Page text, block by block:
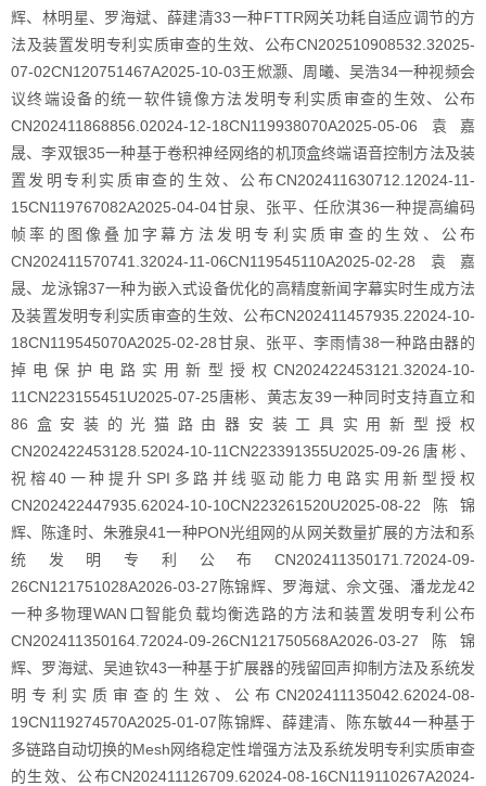
辉、林明星、罗海斌、薛建清33一种FTTR网关功耗自适应调节的方
法及装置发明专利实质审查的生效、公布CN202510908532.32025-
07-02CN120751467A2025-10-03王焮灏、周曦、吴浩34一种视频会
议终端设备的统一软件镜像方法发明专利实质审查的生效、公布
CN202411868856.02024-12-18CN119938070A2025-05-06袁嘉
晟、李双银35一种基于卷积神经网络的机顶盒终端语音控制方法及装
置发明专利实质审查的生效、公布CN202411630712.12024-11-
15CN119767082A2025-04-04甘泉、张平、任欣淇36一种提高编码
帧率的图像叠加字幕方法发明专利实质审查的生效、公布
CN202411570741.32024-11-06CN119545110A2025-02-28袁嘉
晟、龙泳锦37一种为嵌入式设备优化的高精度新闻字幕实时生成方法
及装置发明专利实质审查的生效、公布CN202411457935.22024-10-
18CN119545070A2025-02-28甘泉、张平、李雨情38一种路由器的
掉电保护电路实用新型授权CN202422453121.32024-10-
11CN223155451U2025-07-25唐彬、黄志友39一种同时支持直立和
86盒安装的光猫路由器安装工具实用新型授权
CN202422453128.52024-10-11CN223391355U2025-09-26唐彬、
祝榕40一种提升SPI多路并线驱动能力电路实用新型授权
CN202422447935.62024-10-10CN223261520U2025-08-22陈锦
辉、陈逢时、朱雅泉41一种PON光组网的从网关数量扩展的方法和系
统发明专利公布CN202411350171.72024-09-
26CN121751028A2026-03-27陈锦辉、罗海斌、佘文强、潘龙龙42
一种多物理WAN口智能负载均衡选路的方法和装置发明专利公布
CN202411350164.72024-09-26CN121750568A2026-03-27陈锦
辉、罗海斌、吴迪钦43一种基于扩展器的残留回声抑制方法及系统发
明专利实质审查的生效、公布CN202411135042.62024-08-
19CN119274570A2025-01-07陈锦辉、薛建清、陈东敏44一种基于
多链路自动切换的Mesh网络稳定性增强方法及系统发明专利实质审查
的生效、公布CN202411126709.62024-08-16CN119110267A2024-